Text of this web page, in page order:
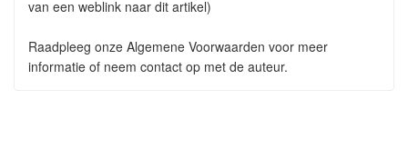
van een weblink naar dit artikel)
Raadpleeg onze Algemene Voorwaarden voor meer
informatie of neem contact op met de auteur.